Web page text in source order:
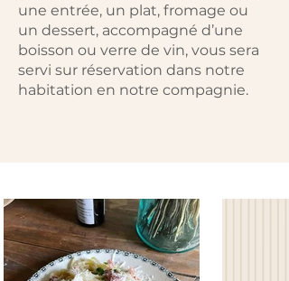
une entrée, un plat, fromage ou
un dessert, accompagné d’une
boisson ou verre de vin, vous sera
servi sur réservation dans notre
habitation en notre compagnie.